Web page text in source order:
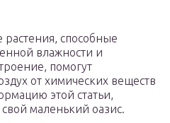
способные
влажности и
помогут
от химических веществ
этой статьи,
маленький оазис.